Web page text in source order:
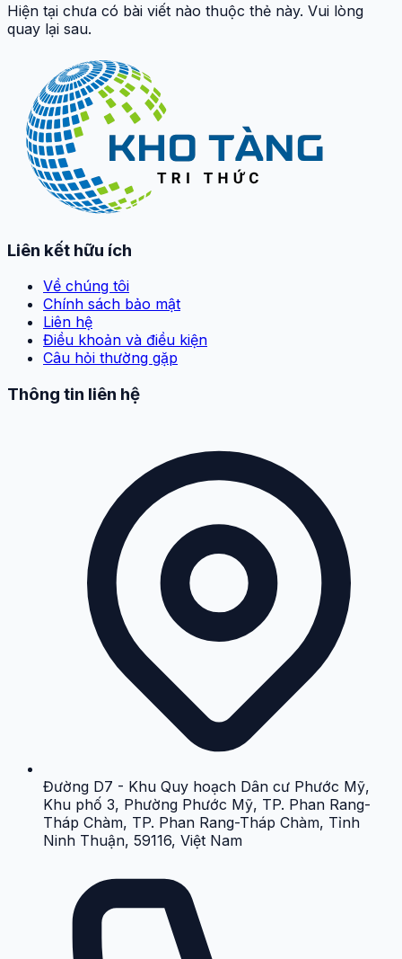
Hiện tại chưa có bài viết nào thuộc thẻ này. Vui lòng
quay lại sau.
Liên kết hữu ích
Về chúng tôi
Chính sách bảo mật
Liên hệ
Điều khoản và điều kiện
Câu hỏi thường gặp
Thông tin liên hệ
Đường D7 - Khu Quy hoạch Dân cư Phước Mỹ,
Khu phố 3, Phường Phước Mỹ, TP. Phan Rang-
Tháp Chàm, TP. Phan Rang-Tháp Chàm, Tỉnh
Ninh Thuận, 59116, Việt Nam